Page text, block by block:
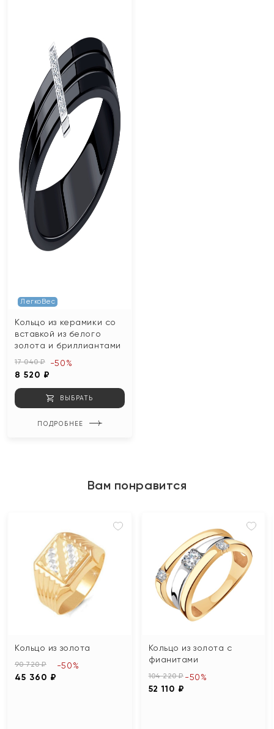
ЛегкоВес
Кольцо из керамики со
вставкой из белого
золота и бриллиантами
17 040 ₽
8 520 ₽
-50%
ВЫБРАТЬ
ПОДРОБНЕЕ
Вам понравится
Кольцо из золота
90 720 ₽
45 360 ₽
-50%
Кольцо из золота с
фианитами
104 220 ₽
52 110 ₽
-50%